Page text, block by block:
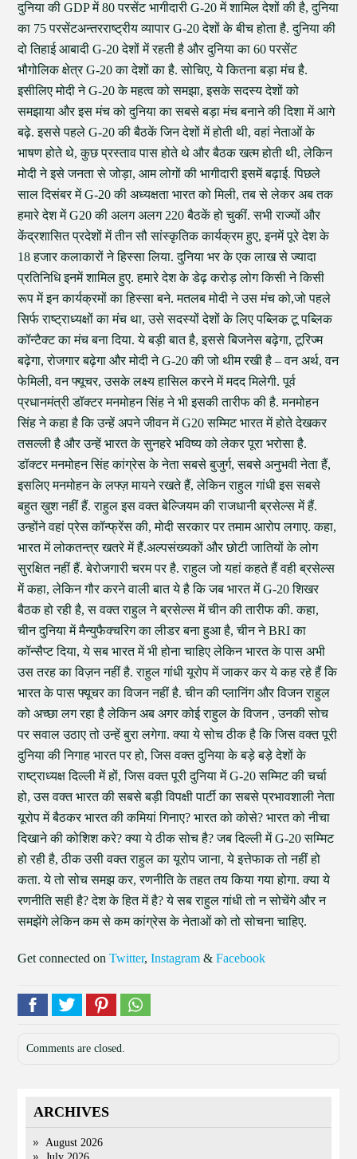
दुनिया की GDP में 80 परसेंट भागीदारी G-20 में शामिल देशों की है, दुनिया
का 75 परसेंटअन्तरराष्ट्रीय व्यापार G-20 देशों के बीच होता है. दुनिया की
दो तिहाई आबादी G-20 देशों में रहती है और दुनिया का 60 परसेंट
भौगोलिक क्षेत्र G-20 का देशों का है. सोचिए, ये कितना बड़ा मंच है.
इसीलिए मोदी ने G-20 के महत्व को समझा, इसके सदस्य देशों को
समझाया और इस मंच को दुनिया का सबसे बड़ा मंच बनाने की दिशा में आगे
बढ़े. इससे पहले G-20 की बैठकें जिन देशों में होती थी, वहां नेताओं के
भाषण होते थे, कुछ प्रस्ताव पास होते थे और बैठक खत्म होती थी, लेकिन
मोदी ने इसे जनता से जोड़ा, आम लोगों की भागीदारी इसमें बढ़ाई. पिछले
साल दिसंबर में G-20 की अध्यक्षता भारत को मिली, तब से लेकर अब तक
हमारे देश में G20 की अलग अलग 220 बैठकें हो चुकीं. सभी राज्यों और
केंद्रशासित प्रदेशों में तीन सौ सांस्कृतिक कार्यक्रम हुए, इनमें पूरे देश के
18 हजार कलाकारों ने हिस्सा लिया. दुनिया भर के एक लाख से ज्यादा
प्रतिनिधि इनमें शामिल हुए. हमारे देश के डेढ़ करोड़ लोग किसी ने किसी
रूप में इन कार्यक्रमों का हिस्सा बने. मतलब मोदी ने उस मंच को,जो पहले
सिर्फ राष्ट्राध्यक्षों का मंच था, उसे सदस्यों देशों के लिए पब्लिक टू पब्लिक
कॉन्टैक्ट का मंच बना दिया. ये बड़ी बात है, इससे बिजनेस बढ़ेगा, टूरिज्म
बढ़ेगा, रोजगार बढ़ेगा और मोदी ने G-20 की जो थीम रखी है – वन अर्थ, वन
फेमिली, वन फ्यूचर, उसके लक्ष्य हासिल करने में मदद मिलेगी. पूर्व
प्रधानमंत्री डॉक्टर मनमोहन सिंह ने भी इसकी तारीफ की है. मनमोहन
सिंह ने कहा है कि उन्हें अपने जीवन में G20 सम्मिट भारत में होते देखकर
तसल्ली है और उन्हें भारत के सुनहरे भविष्य को लेकर पूरा भरोसा है.
डॉक्टर मनमोहन सिंह कांग्रेस के नेता सबसे बुजुर्ग, सबसे अनुभवी नेता हैं,
इसलिए मनमोहन के लफ्ज़ मायने रखते हैं, लेकिन राहुल गांधी इस सबसे
बहुत ख़ुश नहीं हैं. राहुल इस वक्त बेल्जियम की राजधानी ब्रसेल्स में हैं.
उन्होंने वहां प्रेस कॉन्फ्रेंस की, मोदी सरकार पर तमाम आरोप लगाए. कहा,
भारत में लोकतन्त्र खतरे में हैं.अल्पसंख्यकों और छोटी जातियों के लोग
सुरक्षित नहीं हैं. बेरोजगारी चरम पर है. राहुल जो यहां कहते हैं वही ब्रसेल्स
में कहा, लेकिन गौर करने वाली बात ये है कि जब भारत में G-20 शिखर
बैठक हो रही है, स वक्त राहुल ने ब्रसेल्स में चीन की तारीफ की. कहा,
चीन दुनिया में मैन्युफैक्चरिग का लीडर बना हुआ है, चीन ने BRI का
कॉन्सैप्ट दिया, ये सब भारत में भी होना चाहिए लेकिन भारत के पास अभी
उस तरह का विज़न नहीं है. राहुल गांधी यूरोप में जाकर कर ये कह रहे हैं कि
भारत के पास फ्यूचर का विजन नहीं है. चीन की प्लानिंग और विजन राहुल
को अच्छा लग रहा है लेकिन अब अगर कोई राहुल के विजन , उनकी सोच
पर सवाल उठाए तो उन्हें बुरा लगेगा. क्या ये सोच ठीक है कि जिस वक्त पूरी
दुनिया की निगाह भारत पर हो, जिस वक्त दुनिया के बड़े बड़े देशों के
राष्ट्राध्यक्ष दिल्ली में हों, जिस वक्त पूरी दुनिया में G-20 सम्मिट की चर्चा
हो, उस वक्त भारत की सबसे बड़ी विपक्षी पार्टी का सबसे प्रभावशाली नेता
यूरोप में बैठकर भारत की कमियां गिनाए? भारत को कोसे? भारत को नीचा
दिखाने की कोशिश करे? क्या ये ठीक सोच है? जब दिल्ली में G-20 सम्मिट
हो रही है, ठीक उसी वक्त राहुल का यूरोप जाना, ये इत्तेफाक तो नहीं हो
कता. ये तो सोच समझ कर, रणनीति के तहत तय किया गया होगा. क्या ये
रणनीति सही है? देश के हित में है? ये सब राहुल गांधी तो न सोचेंगे और न
समझेंगे लेकिन कम से कम कांग्रेस के नेताओं को तो सोचना चाहिए.
Get connected onTwitter,Instagram &Facebook
Comments are closed.
ARCHIVES
August 2026